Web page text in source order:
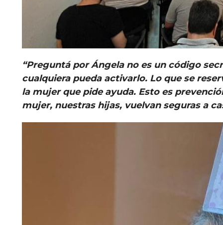
“Preguntá por Ángela no es un código
cualquiera pueda activarlo. Lo que se
la mujer que pide ayuda. Esto es
mujer, nuestras hijas, vuelvan seguras a